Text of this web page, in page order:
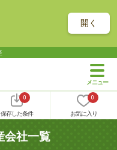
開く
0
保存した条件
0
お気に入り
会社一覧